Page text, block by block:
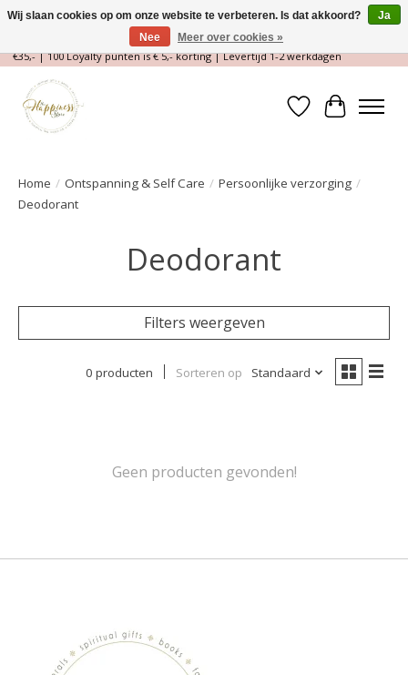
Magische Conceptstore, Edelstenen & Spirituele winkel | Gratis verzending >
€35,- | 100 Loyalty punten is € 5,- korting | Levertijd 1-2 werkdagen
Verlanglijst
Home / Ontspanning & Self Care / Persoonlijke verzorging /
Deodorant
Deodorant
Filters weergeven
0 producten Sorteren op Standaard
Geen producten gevonden!
Wij slaan cookies op om onze website te verbeteren. Is dat akkoord?
Ja
Nee
Meer over cookies »